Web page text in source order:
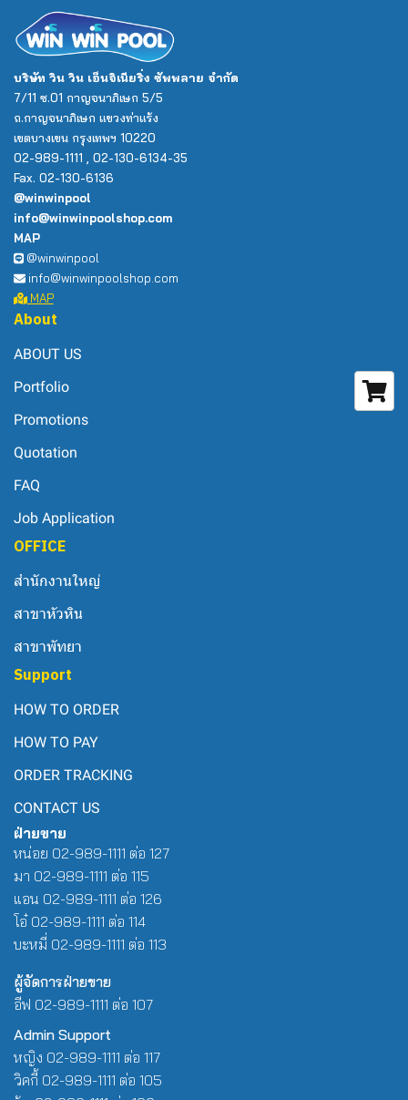
บริษัท วิน วิน เอ็นจิเนียริ่ง ซัพพลาย จำกัด
7/11 ซ.01 กาญจนาภิเษก 5/5
ถ.กาญจนาภิเษก แขวงท่าแร้ง
เขตบางเขน กรุงเทพฯ 10220
02-989-1111 , 02-130-6134-35
Fax. 02-130-6136
@winwinpool
info@winwinpoolshop.com
MAP
@winwinpool
info@winwinpoolshop.com
MAP
About
ABOUT US
Portfolio
Promotions
Quotation
FAQ
Job Application
OFFICE
สำนักงานใหญ่
สาขาหัวหิน
สาขาพัทยา
Support
HOW TO ORDER
HOW TO PAY
ORDER TRACKING
CONTACT US
ฝ่ายขาย
หน่อย 02-989-1111 ต่อ 127
มา 02-989-1111 ต่อ 115
แอน 02-989-1111 ต่อ 126
โอ๋ 02-989-1111 ต่อ 114
บะหมี่ 02-989-1111 ต่อ 113
ผู้จัดการฝ่ายขาย
อีฟ 02-989-1111 ต่อ 107
Admin Support
หญิง 02-989-1111 ต่อ 117
วิคกี้ 02-989-1111 ต่อ 105